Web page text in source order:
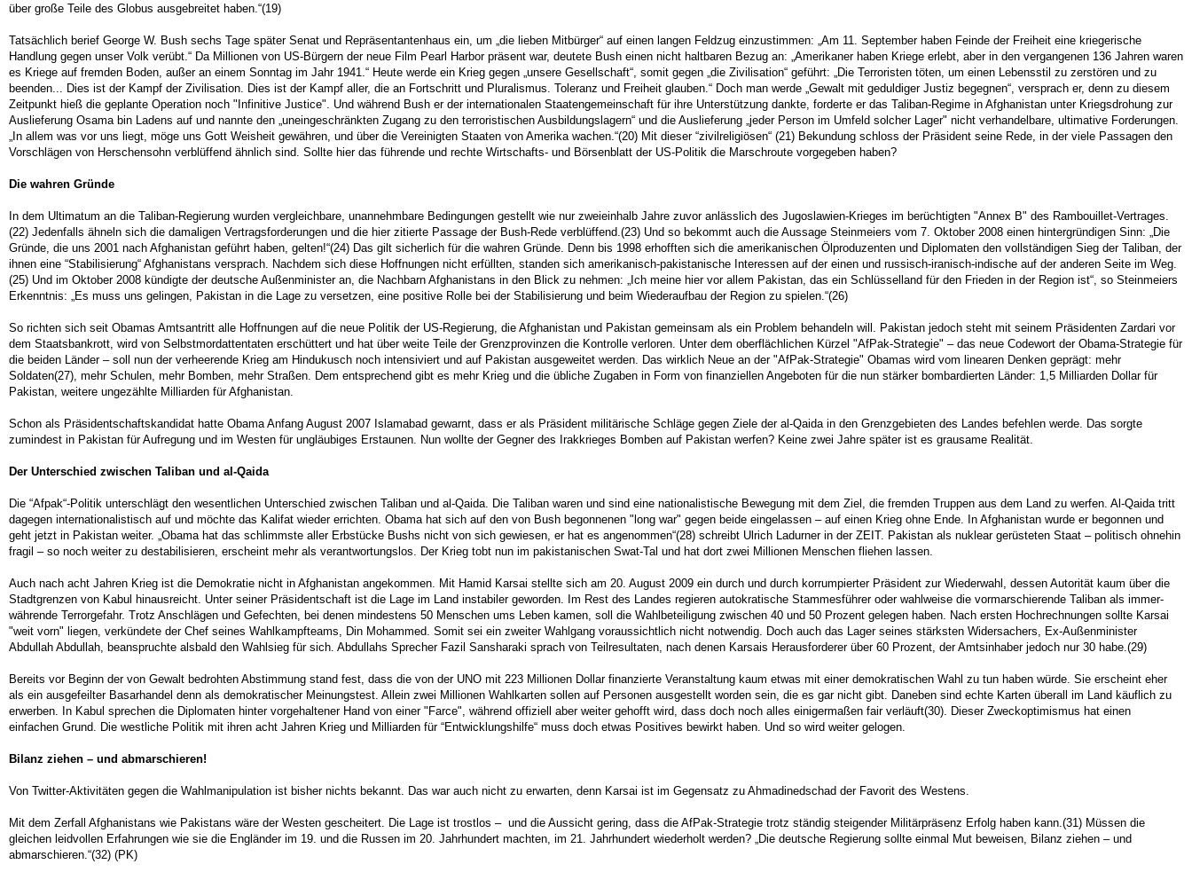
über große Teile des Globus ausgebreitet haben.“(19)
Tatsächlich berief George W. Bush sechs Tage später Senat und Repräsentantenhaus ein, um „die lieben Mitbürger“ auf einen langen Feldzug einzustimmen: „Am 11. September haben Feinde der Freiheit eine kriegerische
Handlung gegen unser Volk verübt.“ Da Millionen von US-Bürgern der neue Film Pearl Harbor präsent war, deutete Bush einen nicht haltbaren Bezug an: „Amerikaner haben Kriege erlebt, aber in den vergangenen 136 Jahren waren
es Kriege auf fremden Boden, außer an einem Sonntag im Jahr 1941.“ Heute werde ein Krieg gegen „unsere Gesellschaft“, somit gegen „die Zivilisation“ geführt: „Die Terroristen töten, um einen Lebensstil zu zerstören und zu
beenden... Dies ist der Kampf der Zivilisation. Dies ist der Kampf aller, die an Fortschritt und Pluralismus. Toleranz und Freiheit glauben.“ Doch man werde „Gewalt mit geduldiger Justiz begegnen“, versprach er, denn zu diesem
Zeitpunkt hieß die geplante Operation noch "Infinitive Justice". Und während Bush er der internationalen Staatengemeinschaft für ihre Unterstützung dankte, forderte er das Taliban-Regime in Afghanistan unter Kriegsdrohung zur
Auslieferung Osama bin Ladens auf und nannte den „uneingeschränkten Zugang zu den terroristischen Ausbildungslagern“ und die Auslieferung „jeder Person im Umfeld solcher Lager" nicht verhandelbare, ultimative Forderungen.
„In allem was vor uns liegt, möge uns Gott Weisheit gewähren, und über die Vereinigten Staaten von Amerika wachen.“(20) Mit dieser “zivilreligiösen“ (21) Bekundung schloss der Präsident seine Rede, in der viele Passagen den
Vorschlägen von Herschensohn verblüffend ähnlich sind. Sollte hier das führende und rechte Wirtschafts- und Börsenblatt der US-Politik die Marschroute vorgegeben haben?
Die wahren Gründe
In dem Ultimatum an die Taliban-Regierung wurden vergleichbare, unannehmbare Bedingungen gestellt wie nur zweieinhalb Jahre zuvor anlässlich des Jugoslawien-Krieges im berüchtigten "Annex B" des Rambouillet-Vertrages.
(22) Jedenfalls ähneln sich die damaligen Vertragsforderungen und die hier zitierte Passage der Bush-Rede verblüffend.(23) Und so bekommt auch die Aussage Steinmeiers vom 7. Oktober 2008 einen hintergründigen Sinn: „Die
Gründe, die uns 2001 nach Afghanistan geführt haben, gelten!“(24) Das gilt sicherlich für die wahren Gründe. Denn bis 1998 erhofften sich die amerikanischen Ölproduzenten und Diplomaten den vollständigen Sieg der Taliban, der
ihnen eine “Stabilisierung“ Afghanistans versprach. Nachdem sich diese Hoffnungen nicht erfüllten, standen sich amerikanisch-pakistanische Interessen auf der einen und russisch-iranisch-indische auf der anderen Seite im Weg.
(25) Und im Oktober 2008 kündigte der deutsche Außenminister an, die Nachbarn Afghanistans in den Blick zu nehmen: „Ich meine hier vor allem Pakistan, das ein Schlüsselland für den Frieden in der Region ist“, so Steinmeiers
Erkenntnis: „Es muss uns gelingen, Pakistan in die Lage zu versetzen, eine positive Rolle bei der Stabilisierung und beim Wiederaufbau der Region zu spielen.“(26)
So richten sich seit Obamas Amtsantritt alle Hoffnungen auf die neue Politik der US-Regierung, die Afghanistan und Pakistan gemeinsam als ein Problem behandeln will. Pakistan jedoch steht mit seinem Präsidenten Zardari vor
dem Staatsbankrott, wird von Selbstmordattentaten erschüttert und hat über weite Teile der Grenzprovinzen die Kontrolle verloren. Unter dem oberflächlichen Kürzel "AfPak-Strategie" – das neue Codewort der Obama-Strategie für
die beiden Länder – soll nun der verheerende Krieg am Hindukusch noch intensiviert und auf Pakistan ausgeweitet werden. Das wirklich Neue an der "AfPak-Strategie" Obamas wird vom linearen Denken geprägt: mehr
Soldaten(27), mehr Schulen, mehr Bomben, mehr Straßen. Dem entsprechend gibt es mehr Krieg und die übliche Zugaben in Form von finanziellen Angeboten für die nun stärker bombardierten Länder: 1,5 Milliarden Dollar für
Pakistan, weitere ungezählte Milliarden für Afghanistan.
Schon als Präsidentschaftskandidat hatte Obama Anfang August 2007 Islamabad gewarnt, dass er als Präsident militärische Schläge gegen Ziele der al-Qaida in den Grenzgebieten des Landes befehlen werde. Das sorgte
zumindest in Pakistan für Aufregung und im Westen für ungläubiges Erstaunen. Nun wollte der Gegner des Irakkrieges Bomben auf Pakistan werfen? Keine zwei Jahre später ist es grausame Realität.
Der Unterschied zwischen Taliban und al-Qaida
Die “Afpak“-Politik unterschlägt den wesentlichen Unterschied zwischen Taliban und al-Qaida. Die Taliban waren und sind eine nationalistische Bewegung mit dem Ziel, die fremden Truppen aus dem Land zu werfen. Al-Qaida tritt
dagegen internationalistisch auf und möchte das Kalifat wieder errichten. Obama hat sich auf den von Bush begonnenen "long war" gegen beide eingelassen – auf einen Krieg ohne Ende. In Afghanistan wurde er begonnen und
geht jetzt in Pakistan weiter. „Obama hat das schlimmste aller Erbstücke Bushs nicht von sich gewiesen, er hat es angenommen“(28) schreibt Ulrich Ladurner in der ZEIT. Pakistan als nuklear gerüsteten Staat – politisch ohnehin
fragil – so noch weiter zu destabilisieren, erscheint mehr als verantwortungslos. Der Krieg tobt nun im pakistanischen Swat-Tal und hat dort zwei Millionen Menschen fliehen lassen.
Auch nach acht Jahren Krieg ist die Demokratie nicht in Afghanistan angekommen. Mit Hamid Karsai stellte sich am 20. August 2009 ein durch und durch korrumpierter Präsident zur Wiederwahl, dessen Autorität kaum über die
Stadtgrenzen von Kabul hinausreicht. Unter seiner Präsidentschaft ist die Lage im Land instabiler geworden. Im Rest des Landes regieren autokratische Stammesführer oder wahlweise die vormarschierende Taliban als immer-
währende Terrorgefahr. Trotz Anschlägen und Gefechten, bei denen mindestens 50 Menschen ums Leben kamen, soll die Wahlbeteiligung zwischen 40 und 50 Prozent gelegen haben. Nach ersten Hochrechnungen sollte Karsai
"weit vorn" liegen, verkündete der Chef seines Wahlkampfteams, Din Mohammed. Somit sei ein zweiter Wahlgang voraussichtlich nicht notwendig. Doch auch das Lager seines stärksten Widersachers, Ex-Außenminister
Abdullah Abdullah, beanspruchte alsbald den Wahlsieg für sich. Abdullahs Sprecher Fazil Sansharaki sprach von Teilresultaten, nach denen Karsais Herausforderer über 60 Prozent, der Amtsinhaber jedoch nur 30 habe.(29)
Bereits vor Beginn der von Gewalt bedrohten Abstimmung stand fest, dass die von der UNO mit 223 Millionen Dollar finanzierte Veranstaltung kaum etwas mit einer demokratischen Wahl zu tun haben würde. Sie erscheint eher
als ein ausgefeilter Basarhandel denn als demokratischer Meinungstest. Allein zwei Millionen Wahlkarten sollen auf Personen ausgestellt worden sein, die es gar nicht gibt. Daneben sind echte Karten überall im Land käuflich zu
erwerben. In Kabul sprechen die Diplomaten hinter vorgehaltener Hand von einer "Farce", während offiziell aber weiter gehofft wird, dass doch noch alles einigermaßen fair verläuft(30). Dieser Zweckoptimismus hat einen
einfachen Grund. Die westliche Politik mit ihren acht Jahren Krieg und Milliarden für “Entwicklungshilfe“ muss doch etwas Positives bewirkt haben. Und so wird weiter gelogen.
Bilanz ziehen – und abmarschieren!
Von Twitter-Aktivitäten gegen die Wahlmanipulation ist bisher nichts bekannt. Das war auch nicht zu erwarten, denn Karsai ist im Gegensatz zu Ahmadinedschad der Favorit des Westens.
Mit dem Zerfall Afghanistans wie Pakistans wäre der Westen gescheitert. Die Lage ist trostlos – und die Aussicht gering, dass die AfPak-Strategie trotz ständig steigender Militärpräsenz Erfolg haben kann.(31) Müssen die
gleichen leidvollen Erfahrungen wie sie die Engländer im 19. und die Russen im 20. Jahrhundert machten, im 21. Jahrhundert wiederholt werden? „Die deutsche Regierung sollte einmal Mut beweisen, Bilanz ziehen – und
abmarschieren.“(32) (PK)